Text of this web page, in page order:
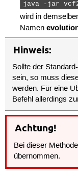
java -jar
wird in
Namen
Hinweis:
Sollte der
sein, so muss
werden. Für eine
Befehl allerdings
Achtung!
Bei dieser
übernommen.